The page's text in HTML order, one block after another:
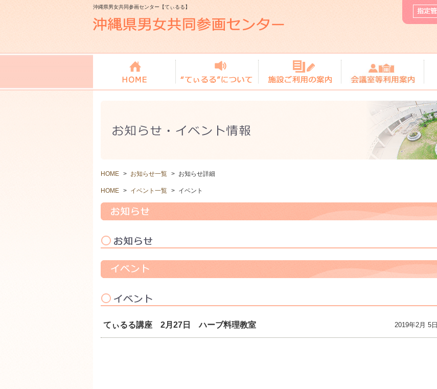
沖縄県男女共同参画センター【てぃるる】
HOME > お知らせ一覧 > お知らせ詳細
HOME > イベント一覧 > イベント
てぃるる講座 2月27日 ハーブ料理教室 2019年2月 5日